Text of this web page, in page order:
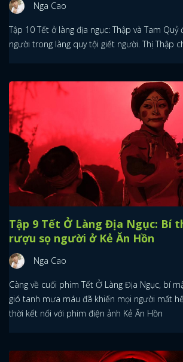
Nga Cao
Tập 10 Tết ở làng địa ngục: Thập và Tam Quỷ
người trong làng quy tội giết người. Thị Thập
Tập 9 Tết Ở Làng Địa Ngục: Bí
rượu sọ người ở Kẻ Ăn Hồn
Nga Cao
Càng về cuối phim Tết Ở Làng Địa Ngục, bí
gió tanh mưa máu đã khiến mọi người mất
thời kết nối với phim điện ảnh Kẻ Ăn Hồn